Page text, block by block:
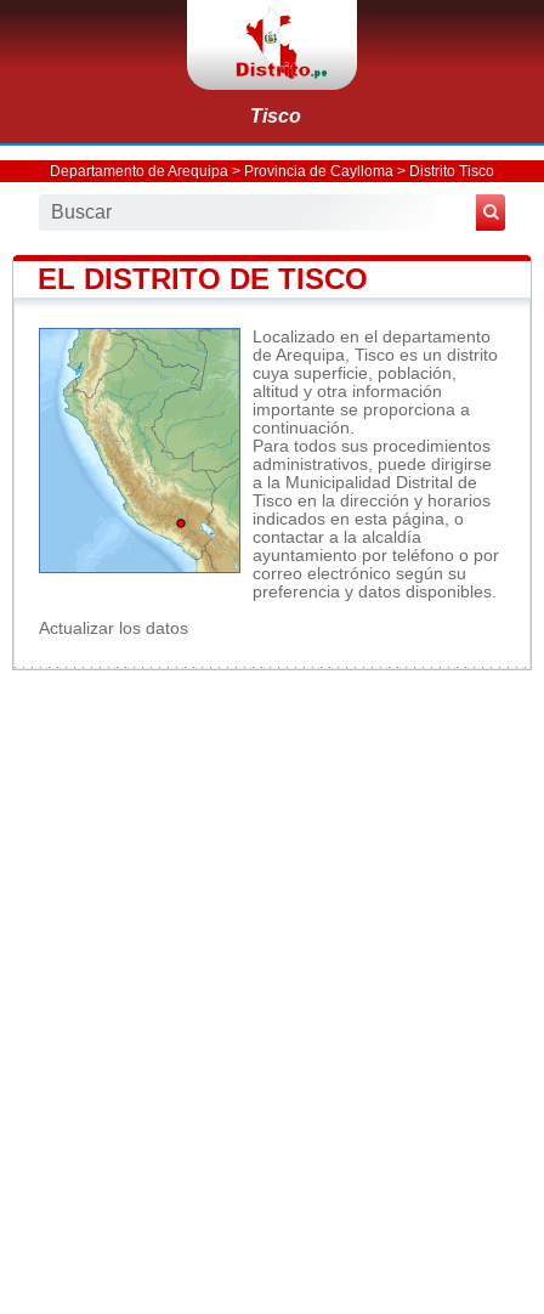
Tisco
Departamento de Arequipa > Provincia de Caylloma > Distrito Tisco
EL DISTRITO DE TISCO
Localizado en el departamento
de Arequipa, Tisco es un distrito
cuya superficie, población,
altitud y otra información
importante se proporciona a
continuación.
Para todos sus procedimientos
administrativos, puede dirigirse
a la Municipalidad Distrital de
Tisco en la dirección y horarios
indicados en esta página, o
contactar a la alcaldía
ayuntamiento por teléfono o por
correo electrónico según su
preferencia y datos disponibles.
Actualizar los datos